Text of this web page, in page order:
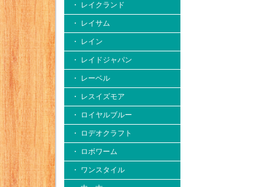
・ レイクランド
・ レイサム
・ レイン
・ レイドジャパン
・ レーベル
・ レスイズモア
・ ロイヤルブルー
・ ロデオクラフト
・ ロボワーム
・ ワンスタイル